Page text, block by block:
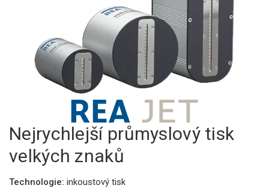
Nejrychlejší průmyslový tisk
velkých znaků
Technologie: inkoustový tisk